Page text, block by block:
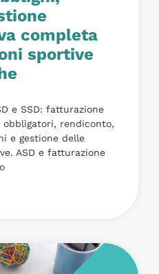
completa
sportive
e SSD: fatturazione
rendiconto,
e gestione delle
ASD e fatturazione